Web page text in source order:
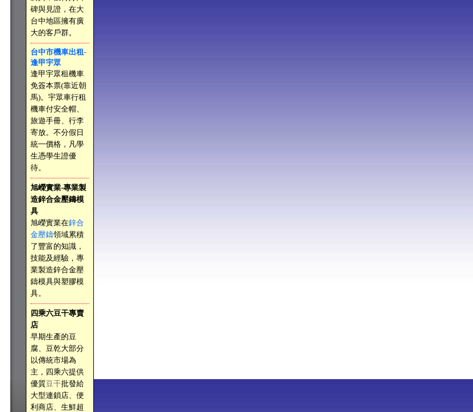
碑與見證，在大
台中地區擁有廣
大的客戶群。
台中市機車出租-
逢甲宇眾
逢甲宇眾租機車
免簽本票(靠近朝
馬)。宇眾車行租
機車付安全帽、
旅遊手冊、行李
寄放。不分假日
統一價格，凡學
生憑學生證優
待。
旭嶸實業-專業製
造鋅合金壓鑄模
具
旭嶸實業在鋅合
金壓鑄領域累積
了豐富的知識，
技能及經驗，專
業製造鋅合金壓
鑄模具與塑膠模
具。
四乘六豆干專賣
店
早期生產的豆
腐、豆乾大部分
以傳統市場為
主，四乘六提供
優質豆干批發給
大型連鎖店、便
利商店、生鮮超